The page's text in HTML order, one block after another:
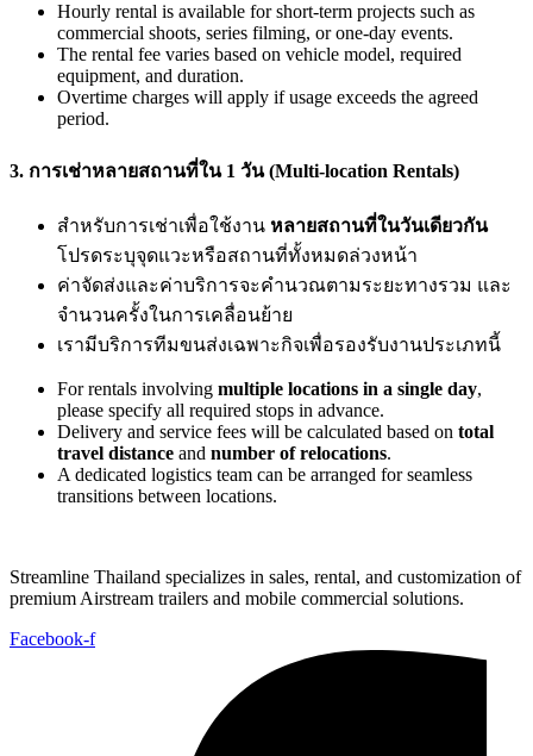
Hourly rental is available for short-term projects such as
commercial shoots, series filming, or one-day events.
The rental fee varies based on vehicle model, required
equipment, and duration.
Overtime charges will apply if usage exceeds the agreed
period.
3. การเช่าหลายสถานที่ใน 1 วัน (Multi-location Rentals)
สำหรับการเช่าเพื่อใช้งาน หลายสถานที่ในวันเดียวกัน
โปรดระบุจุดแวะหรือสถานที่ทั้งหมดล่วงหน้า
ค่าจัดส่งและค่าบริการจะคำนวณตามระยะทางรวม และ
จำนวนครั้งในการเคลื่อนย้าย
เรามีบริการทีมขนส่งเฉพาะกิจเพื่อรองรับงานประเภทนี้
For rentals involving multiple locations in a single day,
please specify all required stops in advance.
Delivery and service fees will be calculated based on total
travel distance and number of relocations.
A dedicated logistics team can be arranged for seamless
transitions between locations.
Streamline Thailand specializes in sales, rental, and customization of
premium Airstream trailers and mobile commercial solutions.
Facebook-f